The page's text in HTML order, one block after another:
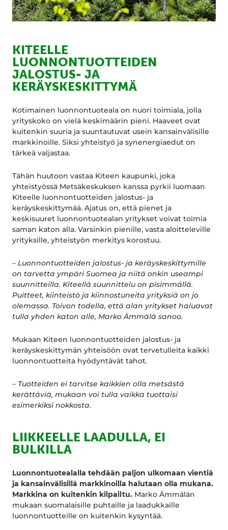
KITEELLE
LUONNONTUOTTEIDEN
JALOSTUS- JA
KERÄYSKESKITTYMÄ
Kotimainen luonnontuoteala on nuori toimiala, jolla
yrityskoko on vielä keskimäärin pieni. Haaveet ovat
kuitenkin suuria ja suuntautuvat usein kansainvälisille
markkinoille. Siksi yhteistyö ja synenergiaedut on
tärkeä valjastaa.
Tähän huutoon vastaa Kiteen kaupunki, joka
yhteistyössä Metsäkeskuksen kanssa pyrkii luomaan
Kiteelle luonnontuotteiden jalostus- ja
keräyskeskittymää. Ajatus on, että pienet ja
keskisuuret luonnontuotealan yritykset voivat toimia
saman katon alla. Varsinkin pienille, vasta aloitteleville
yrityksille, yhteistyön merkitys korostuu.
– Luonnontuotteiden jalostus- ja keräyskeskittymille
on tarvetta ympäri Suomea ja niitä onkin useampi
suunnitteilla. Kiteellä suunnittelu on pisimmällä.
Puitteet, kiinteistö ja kiinnostuneita yrityksiä on jo
olemassa. Toivon todella, että alan yritykset haluavat
tulla yhden katon alle, Marko Ämmälä sanoo.
Mukaan Kiteen luonnontuotteiden jalostus- ja
keräyskeskittymän yhteisöön ovat tervetulleita kaikki
luonnontuotteita hyödyntävät tahot.
– Tuotteiden ei tarvitse kaikkien olla metsästä
kerättäviä, mukaan voi tulla vaikka tuottaisi
esimerkiksi nokkosta.
LIIKKEELLE LAADULLA, EI
BULKILLA
Luonnontuotealalla tehdään paljon ulkomaan vientiä
ja kansainvälisillä markkinoilla halutaan olla mukana.
Markkina on kuitenkin kilpailtu. Marko Ämmälän
mukaan suomalaisille puhtaille ja laadukkaille
luonnontuotteille on kuitenkin kysyntää.